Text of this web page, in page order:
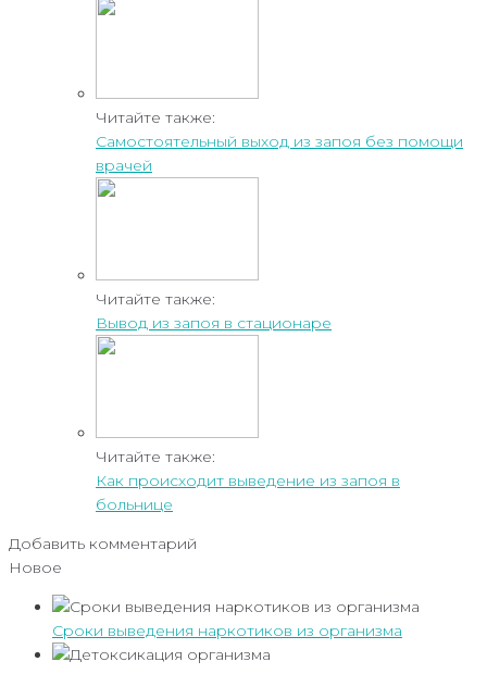
Читайте также:
Самостоятельный выход из запоя без помощи
врачей
Читайте также:
Вывод из запоя в стационаре
Читайте также:
Как происходит выведение из запоя в
больнице
Добавить комментарий
Новое
Сроки выведения наркотиков из организма